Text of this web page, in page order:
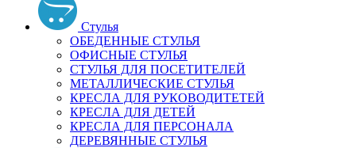
Стулья
ОБЕДЕННЫЕ СТУЛЬЯ
ОФИСНЫЕ СТУЛЬЯ
СТУЛЬЯ ДЛЯ ПОСЕТИТЕЛЕЙ
МЕТАЛЛИЧЕСКИЕ СТУЛЬЯ
КРЕСЛА ДЛЯ РУКОВОДИТЕТЕЙ
КРЕСЛА ДЛЯ ДЕТЕЙ
КРЕСЛА ДЛЯ ПЕРСОНАЛА
ДЕРЕВЯННЫЕ СТУЛЬЯ